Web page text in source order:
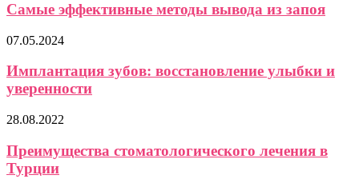
Самые эффективные методы вывода из запоя
07.05.2024
Имплантация зубов: восстановление улыбки и
уверенности
28.08.2022
Преимущества стоматологического лечения в
Турции